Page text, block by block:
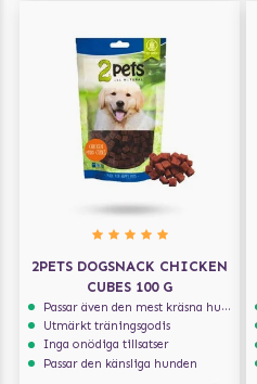
2PETS DOGSNACK CHICKEN
CUBES 100 G
Passar även den mest kräsna hunden
Utmärkt träningsgodis
Inga onödiga tillsatser
Passar den känsliga hunden